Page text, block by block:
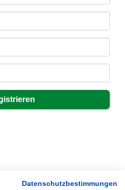
Datenschutzbestimmungen